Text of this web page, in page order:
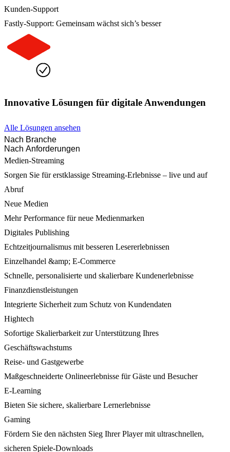
Kunden-Support
Fastly-Support: Gemeinsam wächst sich’s besser
Innovative Lösungen für digitale Anwendungen
Alle Lösungen ansehen
Nach Branche
Nach Anforderungen
Medien-Streaming
Sorgen Sie für erstklassige Streaming-Erlebnisse – live und auf
Abruf
Neue Medien
Mehr Performance für neue Medienmarken
Digitales Publishing
Echtzeitjournalismus mit besseren Lesererlebnissen
Einzelhandel &amp; E-Commerce
Schnelle, personalisierte und skalierbare Kundenerlebnisse
Finanzdienstleistungen
Integrierte Sicherheit zum Schutz von Kundendaten
Hightech
Sofortige Skalierbarkeit zur Unterstützung Ihres
Geschäftswachstums
Reise- und Gastgewerbe
Maßgeschneiderte Onlineerlebnisse für Gäste und Besucher
E-Learning
Bieten Sie sichere, skalierbare Lernerlebnisse
Gaming
Fördern Sie den nächsten Sieg Ihrer Player mit ultraschnellen,
sicheren Spiele-Downloads